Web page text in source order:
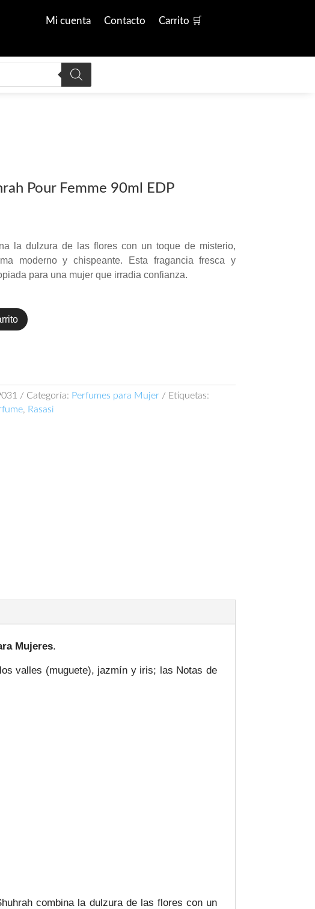
Mi cuenta Contacto Carrito 🛒
Pour Femme 90ml EDP
la dulzura de las flores con un toque de misterio,
moderno y chispeante. Esta fragancia fresca y
para una mujer que irradia confianza.
Categoría: Perfumes para Mujer
Etiquetas:
, Rasasi
Mujeres.
valles (muguete), jazmín y iris; las Notas de
combina la dulzura de las flores con un